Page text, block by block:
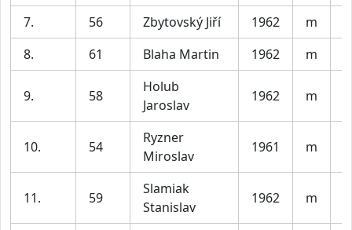
7.
56 Zbytovský Jiří 1962 m
8.
61 Blaha Martin 1962 m
9. 58
Holub
Jaroslav
1962 m
10. 54
Ryzner
Miroslav
1961 m
11. 59
Slamiak
Stanislav
1962 m